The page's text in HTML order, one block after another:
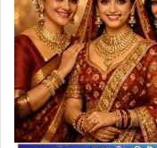
a
i
l